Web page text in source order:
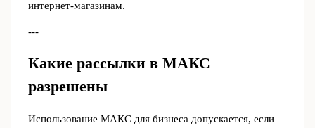
интернет‑магазинам.
---
Какие рассылки в МАКС
разрешены
Использование МАКС для бизнеса допускается, если